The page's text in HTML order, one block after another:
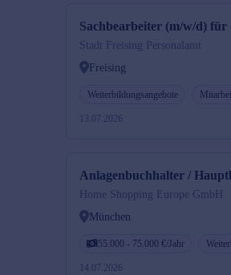
Sachbearbeiter (m/w/d)
Stadt Freising Personalamt
Freising
Weiterbildungsangebote
13.07.2026
Anlagenbuchhalter /
Home Shopping Europe GmbH
München
55.000 - 75.000 €/Jahr
14.07.2026